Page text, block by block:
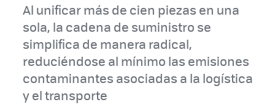
Al unificar más de cien piezas en una
sola, la cadena de suministro se
simplifica de manera radical,
reduciéndose al mínimo las emisiones
contaminantes asociadas a la logística
y el transporte